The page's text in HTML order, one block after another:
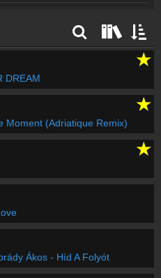
★
DREAM
★
Moment (Adriatique Remix)
★
Ákos - Híd A Folyót